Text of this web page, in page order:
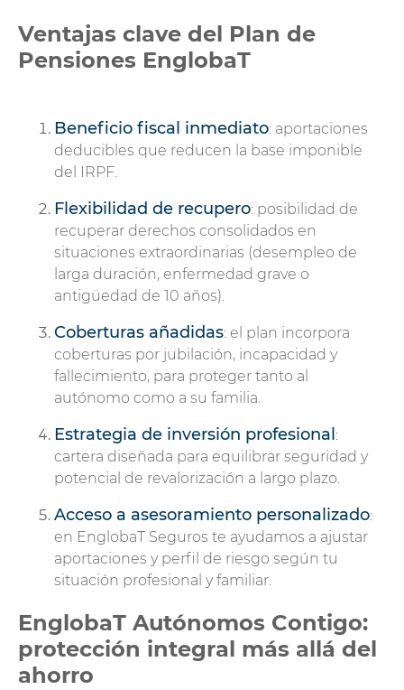
Ventajas clave del Plan de
Pensiones EnglobaT
Beneficio fiscal inmediato: aportaciones
deducibles que reducen la base imponible
del IRPF.
Flexibilidad de recupero: posibilidad de
recuperar derechos consolidados en
situaciones extraordinarias (desempleo de
larga duración, enfermedad grave o
antigüedad de 10 años).
Coberturas añadidas: el plan incorpora
coberturas por jubilación, incapacidad y
fallecimiento, para proteger tanto al
autónomo como a su familia.
Estrategia de inversión profesional :
cartera diseñada para equilibrar seguridad y
potencial de revalorización a largo plazo.
Acceso a asesoramiento personalizado:
en EnglobaT Seguros te ayudamos a ajustar
aportaciones y perfil de riesgo según tu
situación profesional y familiar.
EnglobaT Autónomos Contigo:
protección integral más allá del
ahorro